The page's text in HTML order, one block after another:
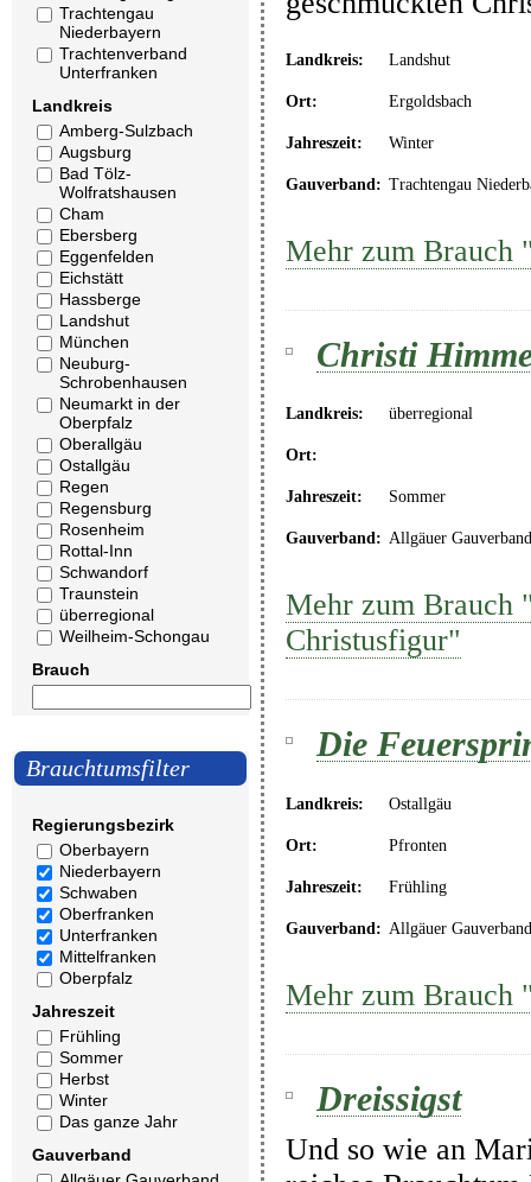
Trachtengau
Niederbayern
Trachtenverband
Unterfranken
Landkreis
Amberg-Sulzbach
Augsburg
Bad Tölz-
Wolfratshausen
Cham
Ebersberg
Eggenfelden
Eichstätt
Hassberge
Landshut
München
Neuburg-
Schrobenhausen
Neumarkt in der
Oberpfalz
Oberallgäu
Ostallgäu
Regen
Regensburg
Rosenheim
Rottal-Inn
Schwandorf
Traunstein
überregional
Weilheim-Schongau
Brauch
Brauchtumsfilter
Regierungsbezirk
Oberbayern
Niederbayern
Schwaben
Oberfranken
Unterfranken
Mittelfranken
Oberpfalz
Jahreszeit
Frühling
Sommer
Herbst
Winter
Das ganze Jahr
Gauverband
Landkreis: Landshut
Ort: Ergoldsbach
Jahreszeit: Winter
Gauverband: Trachtengau
Mehr zum Brauch
Christi
Landkreis: überregional
Ort:
Jahreszeit: Sommer
Gauverband: Allgäuer Gauverband
Mehr zum Brauch
Christusfigur"
Die
Landkreis: Ostallgäu
Ort: Pfronten
Jahreszeit: Frühling
Gauverband: Allgäuer Gauverband
Mehr zum Brauch
Dreissigst
Und so wie an